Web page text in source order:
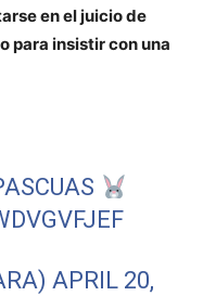
en el juicio de
para insistir con una
APRIL 20,